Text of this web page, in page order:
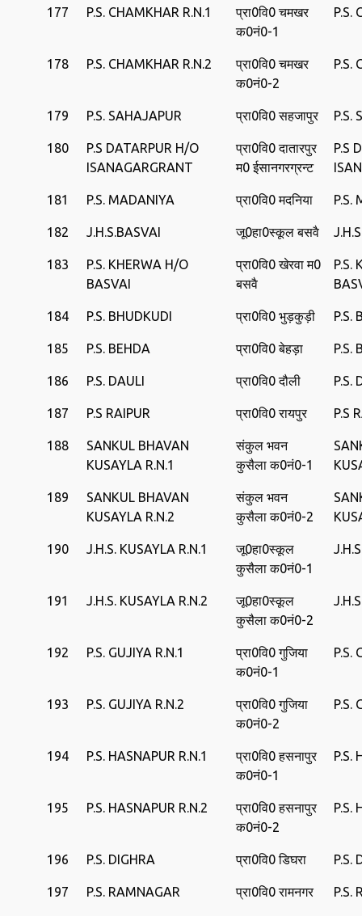
177 P.S. CHAMKHAR R.N.1
प्रा0वि0 चमखर
क0नं0-1
P.S.
178 P.S. CHAMKHAR R.N.2
प्रा0वि0 चमखर
क0नं0-2
P.S.
179 P.S. SAHAJAPUR प्रा0वि0 सहजापुर P.S.
180
P.S DATARPUR H/O
ISANAGARGRANT
प्रा0वि0 दातारपुर
म0 ईसानगरग्रन्‍ट
P.S
181 P.S. MADANIYA प्रा0वि0 मदनिया P.S.
182 J.H.S.BASVAI जू0हा0स्‍कूल बसवै
183
P.S. KHERWA H/O
BASVAI
प्रा0वि0 खेरवा म0
बसवै
P.S.
184 P.S. BHUDKUDI प्रा0वि0 भुड़कुड़ी P.S.
185 P.S. BEHDA प्रा0वि0 बेहड़ा P.S.
186 P.S. DAULI प्रा0वि0 दौली P.S.
187 P.S RAIPUR प्रा0वि0 रायपुर P.S
188
SANKUL BHAVAN
KUSAYLA R.N.1
संकुल भवन
कुसैला क0नं0-1
189
SANKUL BHAVAN
KUSAYLA R.N.2
संकुल भवन
कुसैला क0नं0-2
190 J.H.S. KUSAYLA R.N.1
जू0हा0स्‍कूल
कुसैला क0नं0-1
191 J.H.S. KUSAYLA R.N.2
जू0हा0स्‍कूल
कुसैला क0नं0-2
192 P.S. GUJIYA R.N.1
प्रा0वि0 गुजिया
क0नं0-1
P.S.
193 P.S. GUJIYA R.N.2
प्रा0वि0 गुजिया
क0नं0-2
P.S.
194 P.S. HASNAPUR R.N.1
प्रा0वि0 हसनापुर
क0नं0-1
P.S.
195 P.S. HASNAPUR R.N.2
प्रा0वि0 हसनापुर
क0नं0-2
P.S.
196 P.S. DIGHRA प्रा0वि0 डिघरा P.S.
197 P.S. RAMNAGAR प्रा0वि0 रामनगर P.S.